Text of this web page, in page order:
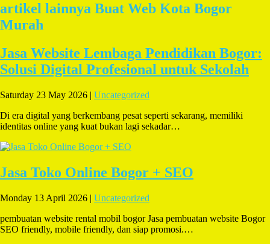
artikel lainnya Buat Web Kota Bogor
Murah
Jasa Website Lembaga Pendidikan Bogor:
Solusi Digital Profesional untuk Sekolah
Saturday 23 May 2026 | Uncategorized
Di era digital yang berkembang pesat seperti sekarang, memiliki
identitas online yang kuat bukan lagi sekadar…
Jasa Toko Online Bogor + SEO
Monday 13 April 2026 | Uncategorized
pembuatan website rental mobil bogor Jasa pembuatan website Bogor
SEO friendly, mobile friendly, dan siap promosi.…